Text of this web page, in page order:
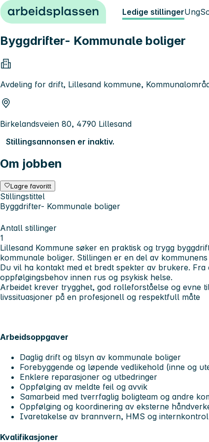
Hopp til innhold Ledige stillingerUng
Byggdrifter- Kommunale boliger
Avdeling for drift, Lillesand kommune,
Birkelandsveien 80, 4790 Lillesand
Stillingsannonsen er inaktiv.
Om jobben
Lagre favoritt
Stillingstittel
Byggdrifter- Kommunale boliger
Antall stillinger
1
Lillesand Kommune søker en praktisk og trygg
kommunale boliger. Stillingen er en del av
Du vil ha kontakt med et bredt spekter av brukere.
oppfølgingsbehov innen rus og psykisk helse.
Arbeidet krever trygghet, god rolleforståelse og evne
livssituasjoner på en profesjonell og respektfull måte
Arbeidsoppgaver
Daglig drift og tilsyn av kommunale boliger
Forebyggende og løpende vedlikehold (inne og
Enklere reparasjoner og utbedringer
Oppfølging av meldte feil og avvik
Samarbeid med tverrfaglig boligteam og andre
Oppfølging og koordinering av eksterne
Ivaretakelse av brannvern, HMS og
Kvalifikasjoner